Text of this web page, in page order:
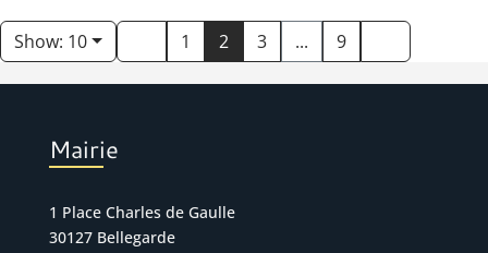
Show: 10 1 2 3 ... 9
Mairie
1 Place Charles de Gaulle
30127 Bellegarde